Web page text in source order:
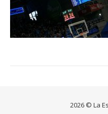
2026 © La